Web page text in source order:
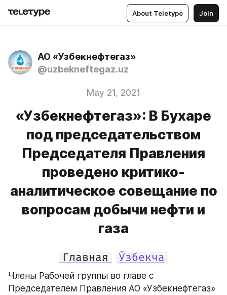
About Teletype Join
АО «Узбекнефтегаз»
@uzbekneftegaz.uz
May 21, 2021
«Узбекнефтегаз»: В Бухаре
под председательством
Председателя Правления
проведено критико-
аналитическое совещание по
вопросам добычи нефти и
газа
Главная Ўзбекча
Члены Рабочей группы во главе с
Председателем Правления АО «Узбекнефтегаз»